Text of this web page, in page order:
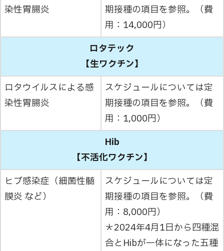
染性胃腸炎
期接種の項目を参照。（費
用：14,000円）
ロタテック
【生ワクチン】
ロタウイルスによる感
染性胃腸炎
スケジュールについては定
期接種の項目を参照。（費
用：1,000円）
Hib
【不活化ワクチン】
ヒブ感染症（細菌性髄
膜炎 など）
スケジュールについては定
期接種の項目を参照。（費
用：8,000円）
＊2024年4月1日から四種混
合とHibが一体になった五種